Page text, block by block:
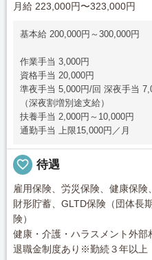
月給 223,000円〜323,000円
基本給 200,000円～300,000円
作業手当 3,000円
資格手当 20,000円
準夜手当 5,000円/回 深夜手当
（深夜割増別途支給）
扶養手当 2,000円～10,000円
通勤手当 上限15,000円／月
favorite_border 待遇
雇用保険、労災保険、健康保険
財形貯蓄、GLTD保険（団体長
険）
健康・介護・ハラスメント外部
退職金制度あり※勤続３年以上